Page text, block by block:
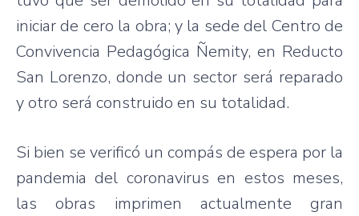
iniciar de cero la obra; y la sede del Centro de
Convivencia Pedagógica Ñemity, en Reducto
San Lorenzo, donde un sector será reparado
y otro será construido en su totalidad.
Si bien se verificó un compás de espera por la
pandemia del coronavirus en estos meses,
las obras imprimen actualmente gran